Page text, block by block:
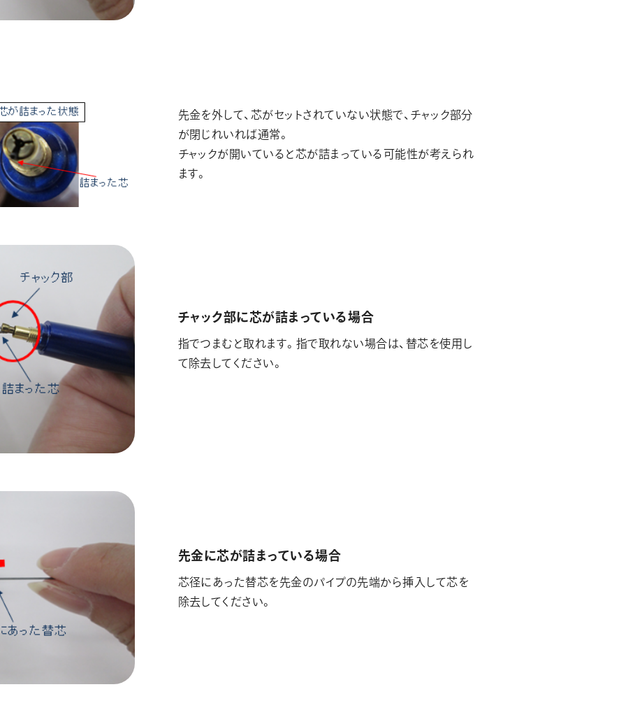
先金を外して、芯がセットされていない状態で、チャック部分
が閉じれいれば通常。
チャックが開いていると芯が詰まっている可能性が考えられ
ます。
チャック部に芯が詰まっている場合
指でつまむと取れます。指で取れない場合は、替芯を使用し
て除去してください。
先金に芯が詰まっている場合
芯径にあった替芯を先金のパイプの先端から挿入して芯を
除去してください。